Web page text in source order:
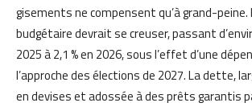
gisements ne compensent qu’à grand-peine.
budgétaire devrait se creuser, passant
2025 à 2,1 % en 2026, sous l’effet d’une
l’approche des élections de 2027. La dette,
en devises et adossée à des prêts garantis